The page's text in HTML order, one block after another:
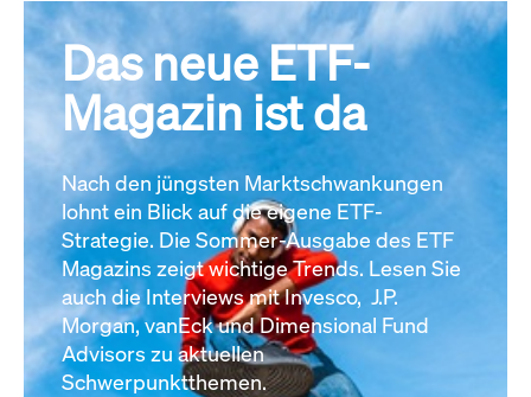
Das neue ETF-
Magazin ist da
Nach den jüngsten Marktschwankungen
lohnt ein Blick auf die eigene ETF-
Strategie. Die Sommer-Ausgabe des ETF
Magazins zeigt wichtige Trends. Lesen Sie
auch die Interviews mit Invesco, J.P.
Morgan, vanEck und Dimensional Fund
Advisors zu aktuellen
Schwerpunktthemen.